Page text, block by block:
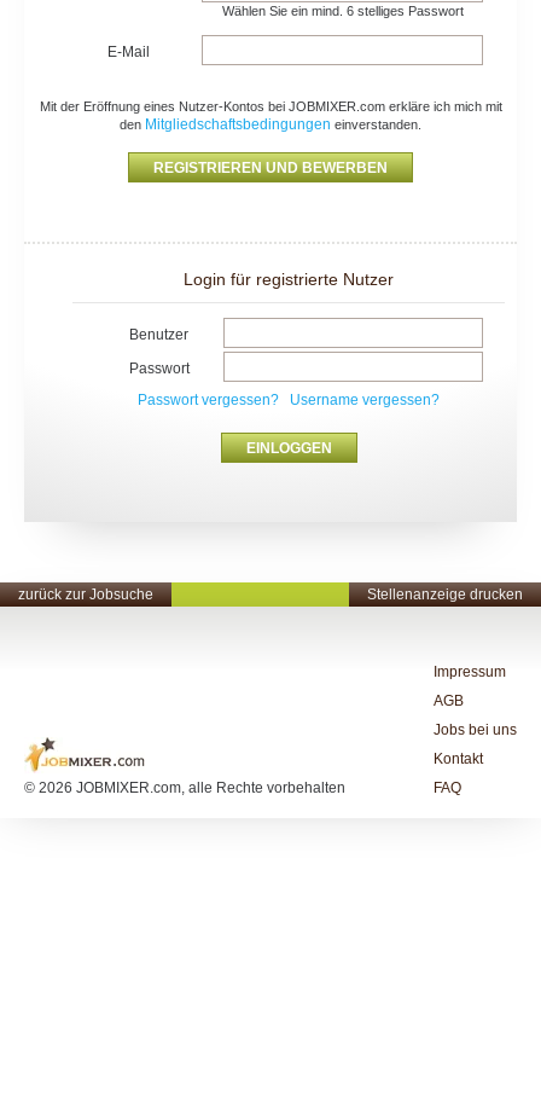
Wählen Sie ein mind. 6 stelliges Passwort
E-Mail
Mit der Eröffnung eines Nutzer-Kontos bei JOBMIXER.com erkläre ich mich mit
den Mitgliedschaftsbedingungen einverstanden.
Login für registrierte Nutzer
Benutzer
Passwort
Passwort vergessen?
Username vergessen?
zurück zur Jobsuche Stellenanzeige drucken
© 2026 JOBMIXER.com, alle Rechte vorbehalten
Impressum
AGB
Jobs bei uns
Kontakt
FAQ